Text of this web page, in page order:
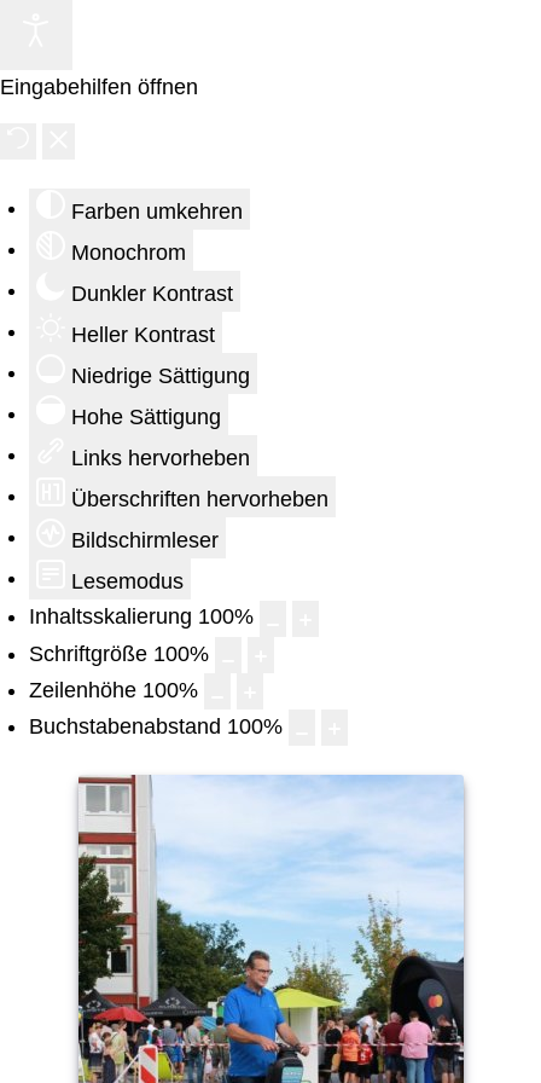
Eingabehilfen öffnen
Farben umkehren
Monochrom
Dunkler Kontrast
Heller Kontrast
Niedrige Sättigung
Hohe Sättigung
Links hervorheben
Überschriften hervorheben
Bildschirmleser
Lesemodus
Inhaltsskalierung 100%
Schriftgröße 100%
Zeilenhöhe 100%
Buchstabenabstand 100%